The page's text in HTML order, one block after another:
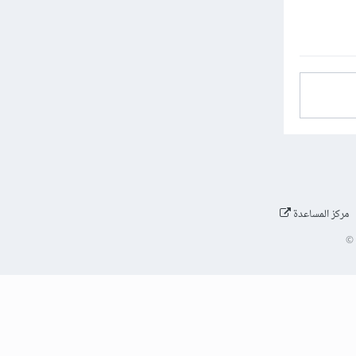
مركز المساعدة
©